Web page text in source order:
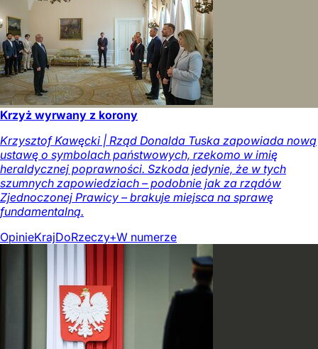
Krzyż wyrwany z korony
Krzysztof Kawęcki | Rząd Donalda Tuska zapowiada nową
ustawę o symbolach państwowych, rzekomo w imię
heraldycznej poprawności. Szkoda jedynie, że w tych
szumnych zapowiedziach – podobnie jak za rządów
Zjednoczonej Prawicy – brakuje miejsca na sprawę
fundamentalną.
OpinieKrajDoRzeczy+W numerze